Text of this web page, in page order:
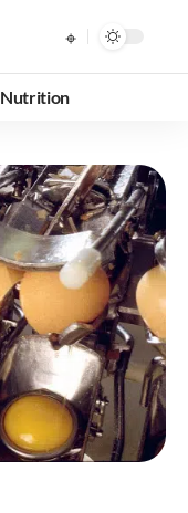
Nutrition